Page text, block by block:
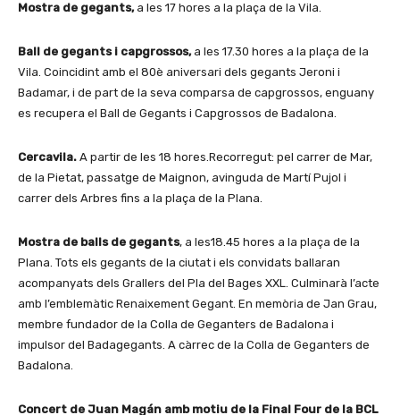
Mostra de gegants,a les 17 hores a la plaça de la Vila.
Ball de gegants i capgrossos,a les 17.30 hores a la plaça de la
Vila. Coincidint amb el 80è aniversari dels gegants Jeroni i
Badamar, i de part de la seva comparsa de capgrossos, enguany
es recupera el Ball de Gegants i Capgrossos de Badalona.
Cercavila. A partir de les 18 hores.Recorregut: pel carrer de Mar,
de la Pietat, passatge de Maignon, avinguda de Martí Pujol i
carrer dels Arbres fins a la plaça de la Plana.
Mostra de balls de gegants, a les18.45 hores a la plaça de la
Plana. Tots els gegants de la ciutat i els convidats ballaran
acompanyats dels Grallers del Pla del Bages XXL. Culminarà l’acte
amb l’emblemàtic Renaixement Gegant. En memòria de Jan Grau,
membre fundador de la Colla de Geganters de Badalona i
impulsor del Badagegants. A càrrec de la Colla de Geganters de
Badalona.
Concert de Juan Magán amb motiu de la Final Four de la BCL